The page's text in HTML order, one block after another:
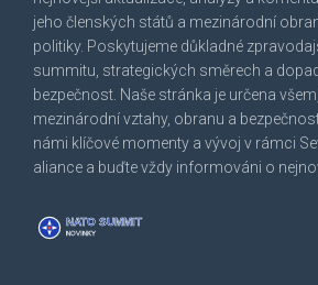
jeho členských států a mezinárodní
politiky. Poskytujeme důkladné
summitu, strategických směrech a
bezpečnost. Naše stránka je určena
mezinárodní vztahy, obranu a
námi klíčové momenty a vývoj v rámci
aliance a buďte vždy informováni o